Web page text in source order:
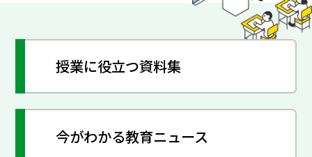
授業に役立つ資料集
今がわかる教育ニュース